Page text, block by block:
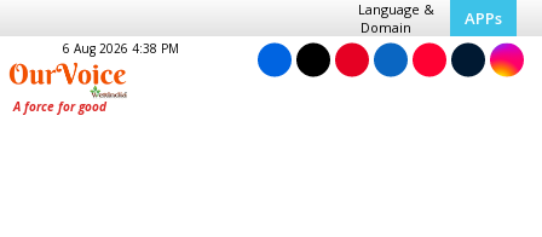
Language &
Domain
APPs
6 Aug 2026 4:38 PM